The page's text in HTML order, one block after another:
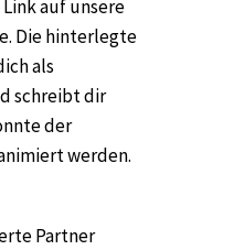
auf unsere
Die hinterlegte
als
schreibt dir
der
werden.
Partner